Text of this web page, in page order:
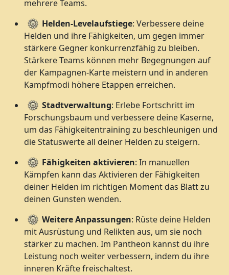
mehrere Teams.
Helden-Levelaufstiege: Verbessere deine
Helden und ihre Fähigkeiten, um gegen immer
stärkere Gegner konkurrenzfähig zu bleiben.
Stärkere Teams können mehr Begegnungen auf
der Kampagnen-Karte meistern und in anderen
Kampfmodi höhere Etappen erreichen.
Stadtverwaltung: Erlebe Fortschritt im
Forschungsbaum und verbessere deine Kaserne,
um das Fähigkeitentraining zu beschleunigen und
die Statuswerte all deiner Helden zu steigern.
Fähigkeiten aktivieren: In manuellen
Kämpfen kann das Aktivieren der Fähigkeiten
deiner Helden im richtigen Moment das Blatt zu
deinen Gunsten wenden.
Weitere Anpassungen: Rüste deine Helden
mit Ausrüstung und Relikten aus, um sie noch
stärker zu machen. Im Pantheon kannst du ihre
Leistung noch weiter verbessern, indem du ihre
inneren Kräfte freischaltest.